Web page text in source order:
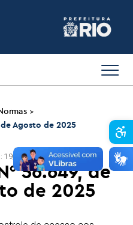
>
Agosto de 2025
19/05/2026
56.649, de
de 2025